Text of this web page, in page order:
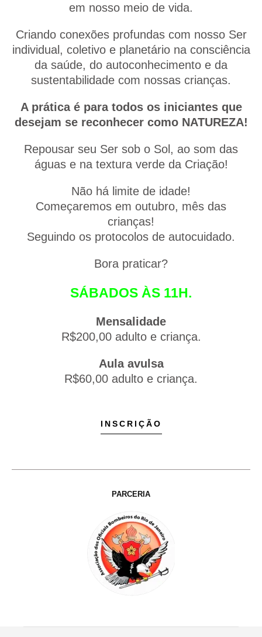
em nosso meio de vida.
Criando conexões profundas com nosso Ser
individual, coletivo e planetário na consciência
da saúde, do autoconhecimento e da
sustentabilidade com nossas crianças.
A prática é para todos os iniciantes que
desejam se reconhecer como NATUREZA!
Repousar seu Ser sob o Sol, ao som das
águas e na textura verde da Criação!
Não há limite de idade!
Começaremos em outubro, mês das
crianças!
Seguindo os protocolos de autocuidado.
Bora praticar?
SÁBADOS ÀS 11H.
Mensalidade
R$200,00 adulto e criança.
Aula avulsa
R$60,00 adulto e criança.
INSCRIÇÃO
PARCERIA